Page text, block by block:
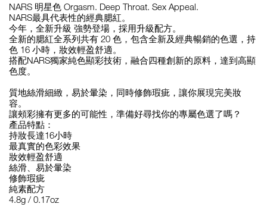
NARS 明星色 Orgasm. Deep Throat. Sex Appeal.
NARS最具代表性的經典腮紅。
今年，全新升級 強勢登場，採用升級配方。
全新的腮紅全系列共有 20 色，包含全新及經典暢銷的色選，持
色 16 小時，妝效輕盈舒適。
搭配NARS獨家純色顯彩技術，融合四種創新的原料，達到高顯
色度。
質地絲滑細緻，易於暈染，同時修飾瑕疵，讓你展現完美妝
容。
讓頰彩擁有更多的可能性，準備好尋找你的專屬色選了嗎？
產品特點：
持妝長達16小時
最真實的色彩效果
妝效輕盈舒適
絲滑、易於暈染
修飾瑕疵
純素配方
4.8g / 0.17oz